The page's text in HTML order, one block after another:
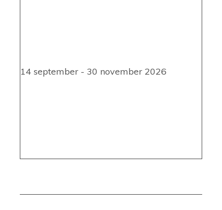
14 september - 30 november 2026